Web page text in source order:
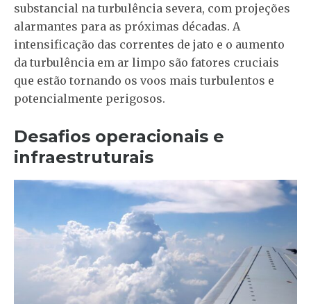
substancial na turbulência severa, com projeções
alarmantes para as próximas décadas. A
intensificação das correntes de jato e o aumento
da turbulência em ar limpo são fatores cruciais
que estão tornando os voos mais turbulentos e
potencialmente perigosos.
Desafios operacionais e
infraestruturais